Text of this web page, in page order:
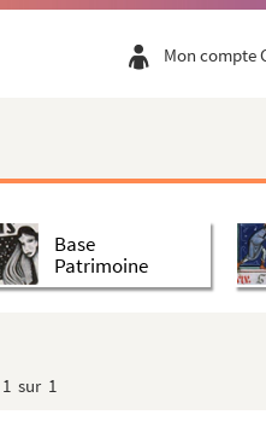
Mon compte
Base
Patrimoine
1 sur 1